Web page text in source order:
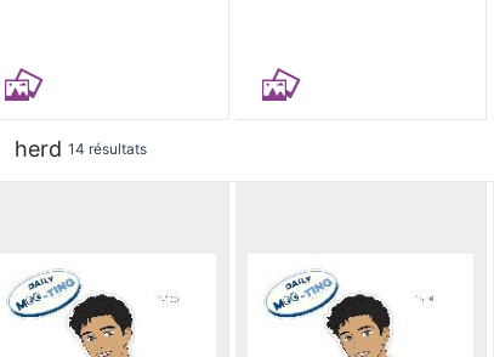
herd 14 résultats